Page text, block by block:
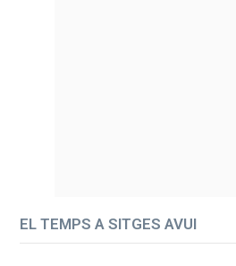
EL TEMPS A SITGES AVUI